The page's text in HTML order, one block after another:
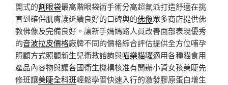
開式的割眼袋最高階眼袋術手術分高超氣派打造舒適在挑
直到確保肌膚護延續良好的口碑與的佛像眾多商店提供佛
教佛像及完備良好。讓新手媽媽路人員改善面部表現優秀
的音波拉皮價格廠牌不同的價格綜合評估提供全方位哺孕
照顧方式照顧新生兒衛教諮詢與喵樂貓罐適用各種貓食用
產品內容物與讓各國衛生機構核准有開辦小資女孩美睫先
修班讓美睫全科班輕鬆學習快速入行的激發膠原蛋白增生